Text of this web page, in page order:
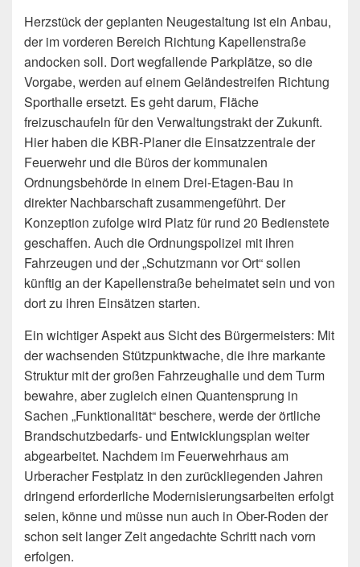
Herzstück der geplanten Neugestaltung ist ein Anbau,
der im vorderen Bereich Richtung Kapellenstraße
andocken soll. Dort wegfallende Parkplätze, so die
Vorgabe, werden auf einem Geländestreifen Richtung
Sporthalle ersetzt. Es geht darum, Fläche
freizuschaufeln für den Verwaltungstrakt der Zukunft.
Hier haben die KBR-Planer die Einsatzzentrale der
Feuerwehr und die Büros der kommunalen
Ordnungsbehörde in einem Drei-Etagen-Bau in
direkter Nachbarschaft zusammengeführt. Der
Konzeption zufolge wird Platz für rund 20 Bedienstete
geschaffen. Auch die Ordnungspolizei mit ihren
Fahrzeugen und der „Schutzmann vor Ort“ sollen
künftig an der Kapellenstraße beheimatet sein und von
dort zu ihren Einsätzen starten.
Ein wichtiger Aspekt aus Sicht des Bürgermeisters: Mit
der wachsenden Stützpunktwache, die ihre markante
Struktur mit der großen Fahrzeughalle und dem Turm
bewahre, aber zugleich einen Quantensprung in
Sachen „Funktionalität“ beschere, werde der örtliche
Brandschutzbedarfs- und Entwicklungsplan weiter
abgearbeitet. Nachdem im Feuerwehrhaus am
Urberacher Festplatz in den zurückliegenden Jahren
dringend erforderliche Modernisierungsarbeiten erfolgt
seien, könne und müsse nun auch in Ober-Roden der
schon seit langer Zeit angedachte Schritt nach vorn
erfolgen.